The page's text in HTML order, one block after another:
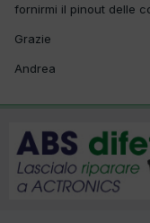
fornirmi il pinout delle
Grazie
Andrea